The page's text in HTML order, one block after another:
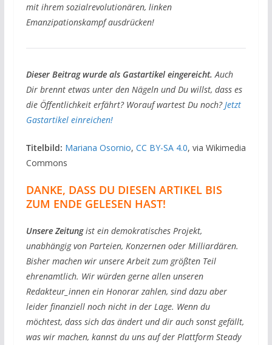
mit ihrem sozialrevolutionären, linken
Emanzipationskampf ausdrücken!
Dieser Beitrag wurde als Gastartikel eingereicht.Auch
Dir brennt etwas unter den Nägeln und Du willst, dass es
die Öffentlichkeit erfährt? Worauf wartest Du noch?Jetzt
Gastartikel einreichen!
Titelbild: Mariana Osornio, CC BY-SA 4.0, via Wikimedia
Commons
DANKE, DASS DU DIESEN ARTIKEL BIS
ZUM ENDE GELESEN HAST!
Unsere Zeitungist ein demokratisches Projekt,
unabhängig von Parteien, Konzernen oder Milliardären.
Bisher machen wir unsere Arbeit zum größten Teil
ehrenamtlich. Wir würden gerne allen unseren
Redakteur_innen ein Honorar zahlen, sind dazu aber
leider finanziell noch nicht in der Lage. Wenn du
möchtest, dass sich das ändert und dir auch sonst gefällt,
was wir machen, kannst du uns auf der Plattform Steady